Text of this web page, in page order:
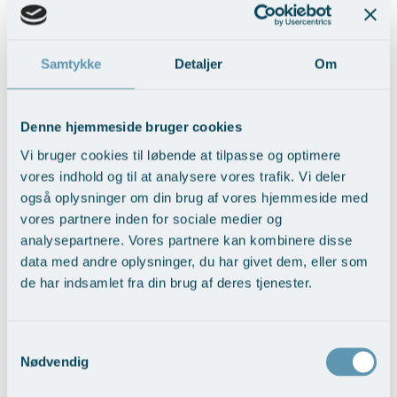
Samtykke Detaljer Om
Denne hjemmeside bruger cookies
Vi bruger cookies til løbende at tilpasse og optimere
vores indhold og til at analysere vores trafik. Vi deler
også oplysninger om din brug af vores hjemmeside med
vores partnere inden for sociale medier og
analysepartnere. Vores partnere kan kombinere disse
data med andre oplysninger, du har givet dem, eller som
de har indsamlet fra din brug af deres tjenester.
Nødvendig
E-mail: mail@arosph.dk / Telefon: +45 8741 1111
BOOK DIN TID HER
>